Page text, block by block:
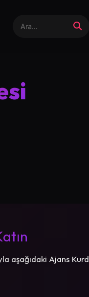
aşağıdaki Ajans